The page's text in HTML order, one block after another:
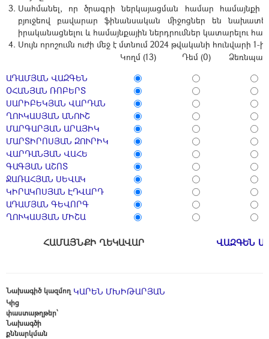
Սահմանել, որ ծրագրի ներկայացման համար համայնքի
բյուջեով բավարար ֆինանսական միջոցներ են
իրականացնելու և համայնքային ներդրումներ կատարելու
Սույն որոշումն ուժի մեջ է մտնում 2024 թվականի հունվարի 1-
Կողմ (13)
Դեմ (0)
Ձեռնպահ
ԱԴԱՄՅԱՆ ՎԱԶԳԵՆ
ՕՀԱՆՅԱՆ ՌՈԲԵՐՏ
ՍԱՐԻԲԵԿՅԱՆ ՎԱՐԴԱՆ
ՂՈՒԿԱՍՅԱՆ ԱՆՈՒՇ
ՄԱՐԳԱՐՅԱՆ ԱՐԱՅԻԿ
ՄԱՐՏԻՐՈՍՅԱՆ ԶՈՒՐԻԿ
ՎԱՐԴԱՆՅԱՆ ՎԱՀԵ
ԳԱԳՅԱՆ ԱՇՈՏ
ՋԱՌԱՀՅԱՆ ՍԵՎԱԿ
ԿԻՐԱԿՈՍՅԱՆ ԷԴՎԱՐԴ
ԱԴԱՄՅԱՆ ԳԵՎՈՐԳ
ՂՈՒԿԱՍՅԱՆ ՄԻՇԱ
ՀԱՄԱՅՆՔԻ ՂԵԿԱՎԱՐ ՎԱԶԳԵՆ
Նախագիծ կազմող ԿԱՐԵՆ ՄԽԻԹԱՐՅԱՆ
Կից
փաստաթղթեր՝
Նախագծի
քննարկման